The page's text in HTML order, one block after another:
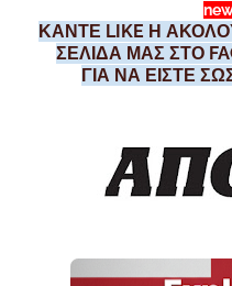
ΚΑΝΤΕ LIKE Η
ΣΕΛΙΔΑ ΜΑΣ ΣΤΟ
ΓΙΑ ΝΑ ΕΙΣΤΕ